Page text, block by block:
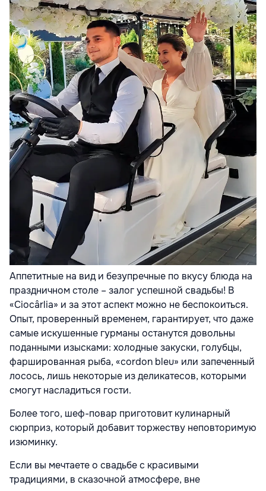
Аппетитные на вид и безупречные по вкусу блюда на
праздничном столе – залог успешной свадьбы! В
«Ciocârlia» и за этот аспект можно небеспокоиться.
Опыт, проверенный временем, гарантирует, что даже
самые искушенные гурманы останутся довольны
поданными изысками: холодныезакуски, голубцы,
фаршированная рыба, «cordon bleu» или запеченный
лосось, лишь некоторые из деликатесов, которыми
смогут насладиться гости.
Более того, шеф-повар приготовит кулинарный
сюрприз, который добавитторжеству неповторимую
изюминку.
Если вы мечтаете о свадьбе с красивыми
традициями, в сказочной атмосфере, вне